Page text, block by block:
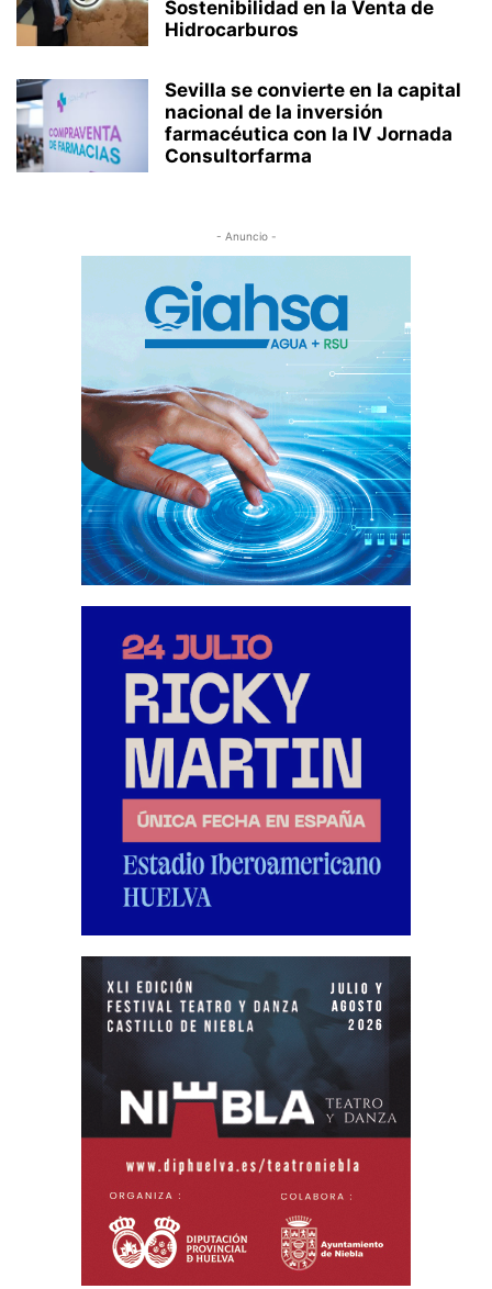
Sostenibilidad en la Venta de
Hidrocarburos
Sevilla se convierte en la capital
nacional de la inversión
farmacéutica con la IV Jornada
Consultorfarma
- Anuncio -